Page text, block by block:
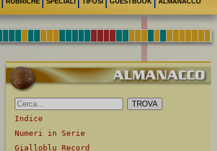
Indice
Numeri in Serie
Gialloblu Record